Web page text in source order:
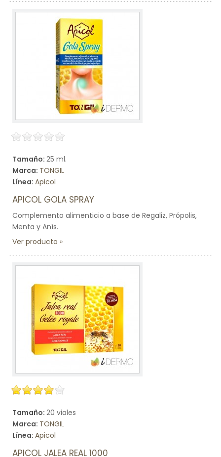
Tamaño: 25 ml.
Marca: TONGIL
Línea: Apicol
APICOL GOLA SPRAY
Complemento alimenticio a base de Regaliz, Própolis,
Menta y Anís.
Ver producto
Tamaño: 20 viales
Marca: TONGIL
Línea: Apicol
APICOL JALEA REAL 1000